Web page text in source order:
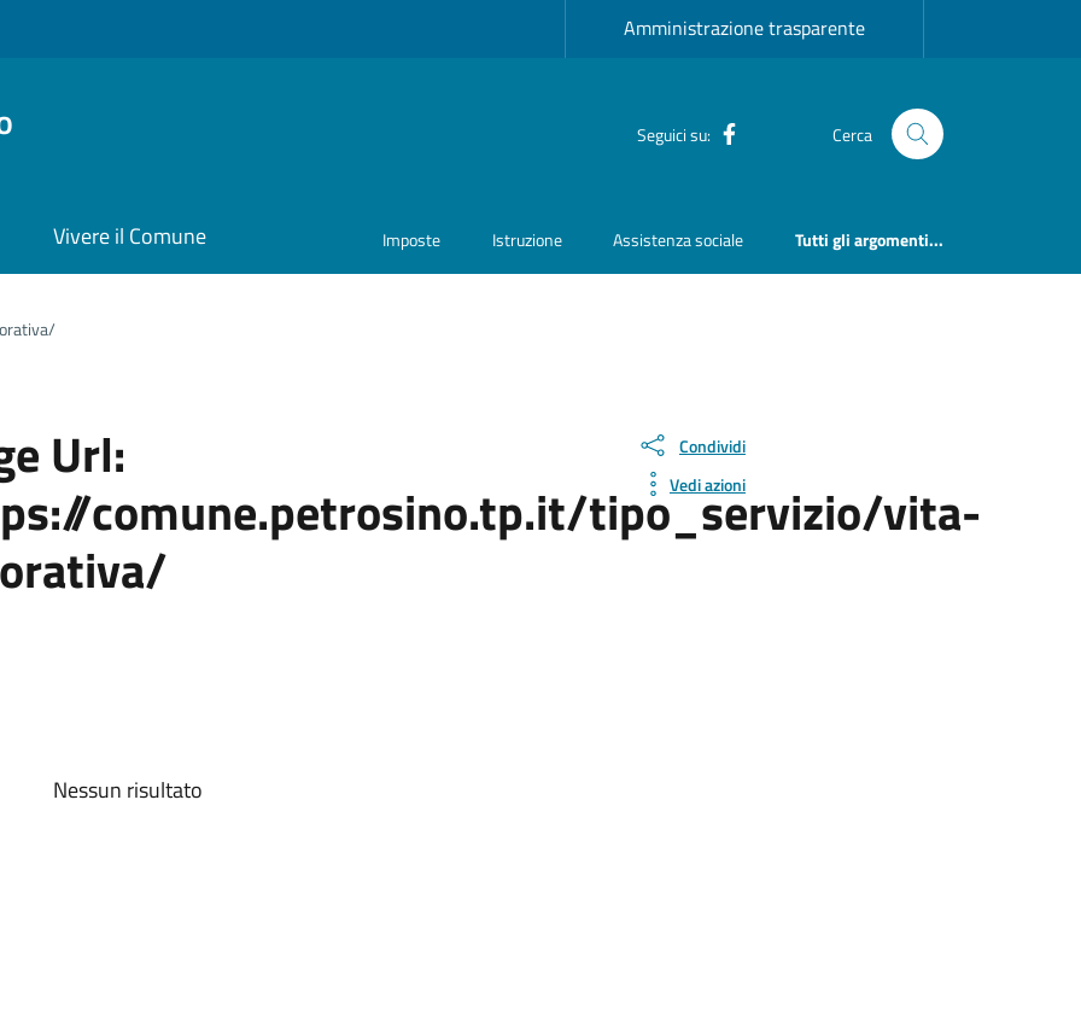
Amministrazione trasparente
Seguici su: Cerca
Vivere il Comune Imposte Istruzione Assistenza sociale Tutti gli argomenti...
Url:
comune.petrosino.tp.it/tipo_servizio/vita-
Condividi
Vedi azioni
Nessun risultato